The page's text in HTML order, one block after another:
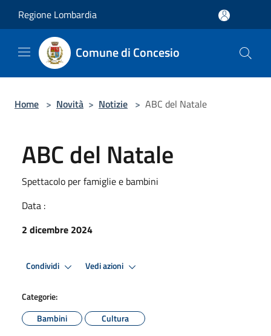
Regione Lombardia
Comune di Concesio
Home > Novità > Notizie > ABC del Natale
ABC del Natale
Spettacolo per famiglie e bambini
Data :
2 dicembre 2024
Condividi Vedi azioni
Categorie:
Bambini
Cultura